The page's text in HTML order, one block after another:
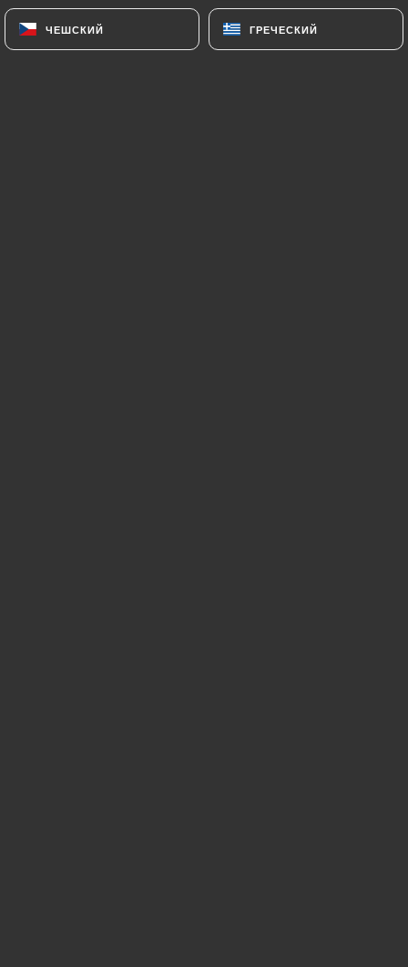
ЧЕШСКИЙ ГРЕЧЕСКИЙ
ЧЕШСКИЙ ГРЕЧЕСКИЙ